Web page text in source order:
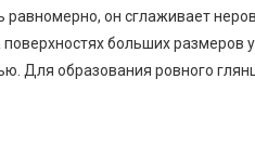
равномерно, он сглаживает
больших размеров
Для образования ровного